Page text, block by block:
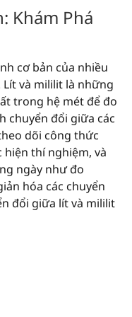
Khám Phá
cơ bản của nhiều
và mililit là những
trong hệ mét để đo
chuyển đổi giữa các
dõi công thức
hiện thí nghiệm, và
ngày như đo
hóa các chuyển
đổi giữa lít và mililit